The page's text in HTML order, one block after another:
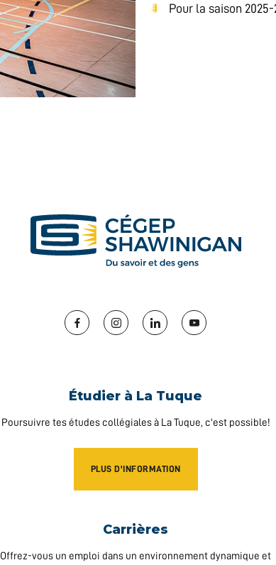
Pour la saison
Facebook Instagram LinkedIn YouTube
Étudier à La Tuque
Poursuivre tes études collégiales à La Tuque, c'est possible!
PLUS D'INFORMATION
Carrières
Offrez-vous un emploi dans un environnement dynamique et